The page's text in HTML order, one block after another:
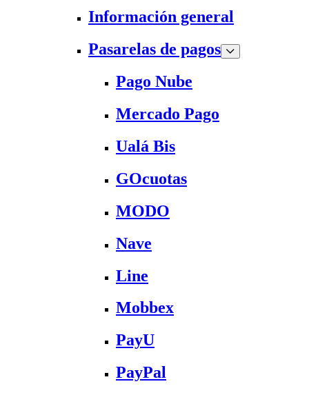
Información general
Pasarelas de pagos
Pago Nube
Mercado Pago
Ualá Bis
GOcuotas
MODO
Nave
Line
Mobbex
PayU
PayPal